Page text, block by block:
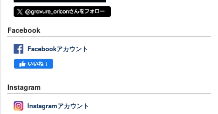
Facebook
Facebookアカウント
Instagram
Instagramアカウント